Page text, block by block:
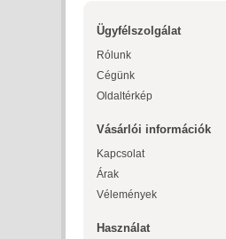
Ügyfélszolgálat
Rólunk
Cégünk
Oldaltérkép
Vásárlói információk
Kapcsolat
Árak
Vélemények
Használat